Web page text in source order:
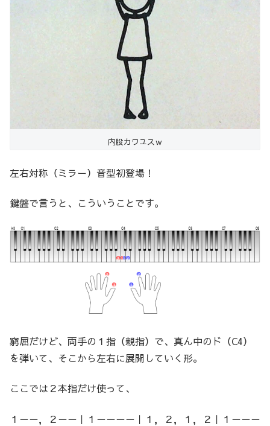
内股カワユスｗ
左右対称（ミラー）音型初登場！
鍵盤で言うと、こういうことです。
窮屈だけど、両手の１指（親指）で、真ん中のド（C4）
を弾いて、そこから左右に展開していく形。
ここでは２本指だけ使って、
１－－，２－－｜１－－－－｜１，２，１，２｜１－－－